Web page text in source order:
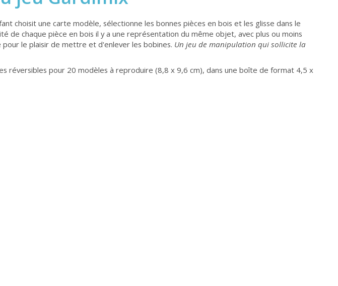
choisit une carte modèle, sélectionne les bonnes pièces en bois et les glisse dans le
chaque pièce en bois il y a une représentation du même objet, avec plus ou moins
le plaisir de mettre et d'enlever les bobines. Un jeu de manipulation qui sollicite la
réversibles pour 20 modèles à reproduire (8,8 x 9,6 cm), dans une boîte de format 4,5 x